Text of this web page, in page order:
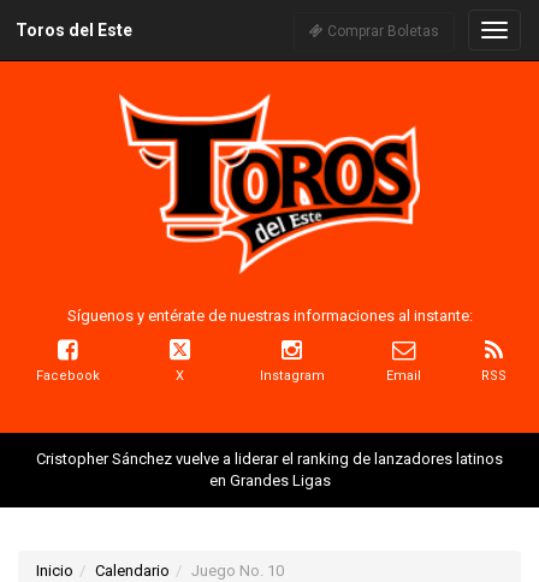
Toros del Este Comprar Boletas
Síguenos y entérate de nuestras informaciones al instante:
Facebook X Instagram Email RSS
Cristopher Sánchez vuelve a liderar el ranking de lanzadores latinos
en Grandes Ligas
Inicio Calendario Juego No. 10